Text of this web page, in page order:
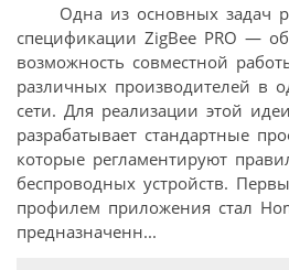
Одна из основных задач
спецификации ZigBee PRO —
возможность совместной
различных производителей в
сети. Для реализации этой
разрабатывает стандартные
которые регламентируют
беспроводных устройств.
профилем приложения стал
предназначенн...